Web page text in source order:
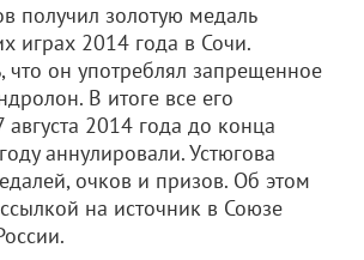
получил золотую медаль
играх 2014 года в Сочи.
что он употреблял запрещенное
В итоге все его
августа 2014 года до конца
аннулировали. Устюгова
очков и призов. Об этом
на источник в Союзе